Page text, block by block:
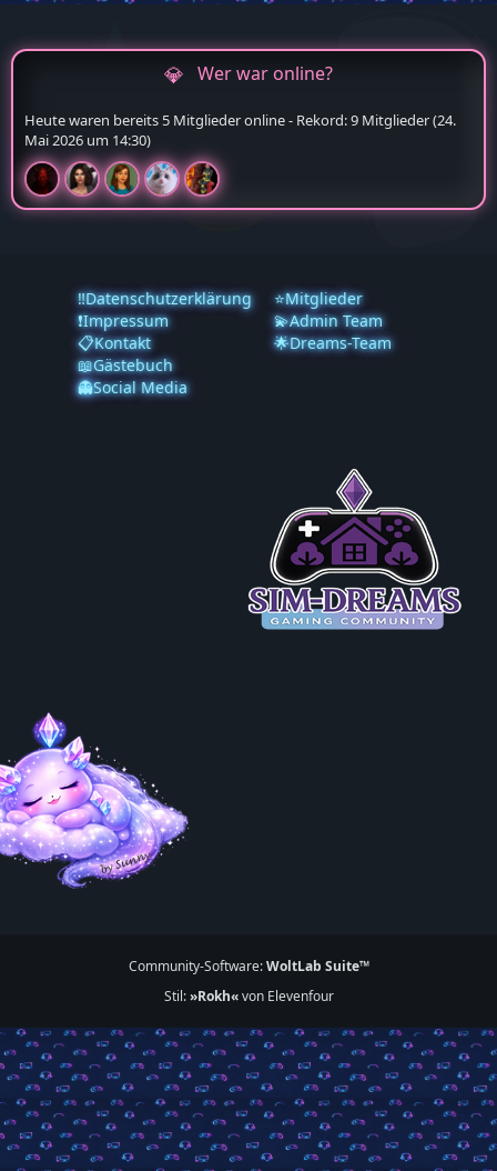
Wer war online?
Heute waren bereits 5 Mitglieder online - Rekord: 9 Mitglieder (24.
Mai 2026 um 14:30)
‼️Datenschutzerklärung
❗️Impressum
📋Kontakt
📖Gästebuch
👻Social Media
⭐Mitglieder
💫Admin Team
🌟Dreams-Team
Community-Software:WoltLab Suite™
Stil:»Rokh«von Elevenfour